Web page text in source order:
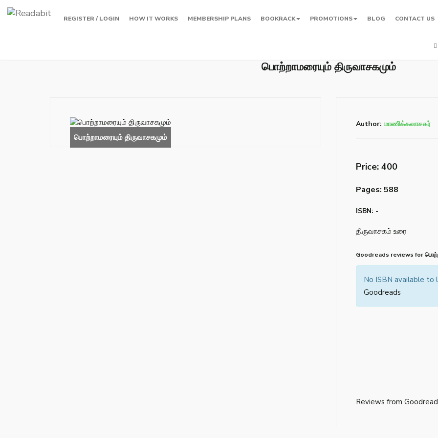
REGISTER / LOGIN HOW IT WORKS MEMBERSHIP PLANS BOOKRACK PROMOTIONS BLOG CONTACT US
பொற்றாமரையும் திருவாசகமும்
Author: மாணிக்கவாசகர்
Price: ₹400
Pages: 588
ISBN: -
திருவாசகம் உரை
Goodreads reviews for
No ISBN available to
Goodreads
Reviews from